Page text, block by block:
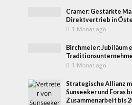
Cramer: Gestärkte
Direktvertrieb in
1 Monat ago
Birchmeier: Jubiläum
1 Monat ago
Strategische Allianz
Sunseeker und Foras
Zusammenarbeit bis